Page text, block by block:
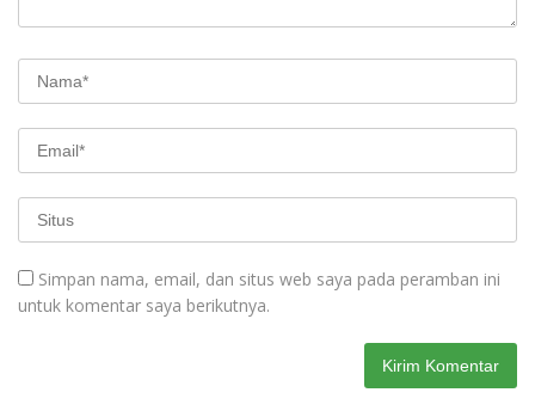
Simpan nama, email, dan situs web saya pada peramban ini
untuk komentar saya berikutnya.